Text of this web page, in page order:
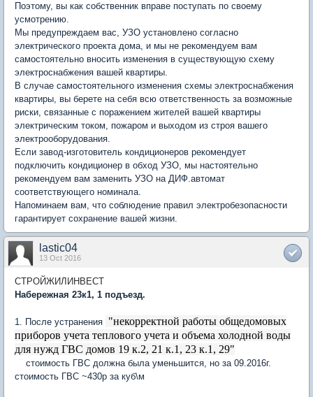
Поэтому, вы как собственник вправе поступать по своему
усмотрению.
Мы предупреждаем вас, УЗО установлено согласно
электрического проекта дома, и мы не рекомендуем вам
самостоятельно вносить изменения в существующую схему
электроснабжения вашей квартиры.
В случае самостоятельного изменения схемы электроснабжения
квартиры, вы берете на себя всю ответственность за возможные
риски, связанные с поражением жителей вашей квартиры
электрическим током, пожаром и выходом из строя вашего
электрооборудования.
Если завод-изготовитель кондиционеров рекомендует
подключить кондиционер в обход УЗО, мы настоятельно
рекомендуем вам заменить УЗО на ДИФ.автомат
соответствующего номинала.
Напоминаем вам, что соблюдение правил электробезопасности
гарантирует сохранение вашей жизни.
lastic04
13 Oct 2016
СТРОЙЖИЛИНВЕСТ
Набережная 23к1, 1 подъезд.
1. После устранения "некорректной работы общедомовых
приборов учета теплового учета и объема холодной воды
для нужд ГВС домов 19 к.2, 21 к.1, 23 к.1, 29"
стоимость ГВС должна была уменьшится, но за 09.2016г.
стоимость ГВС ~430р за куб\м